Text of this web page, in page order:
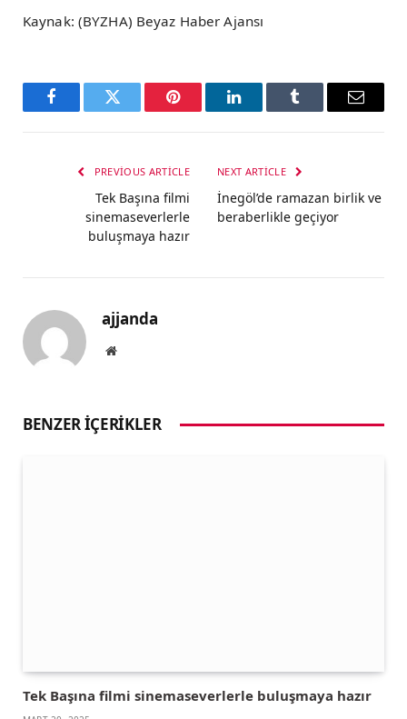
Kaynak: (BYZHA) Beyaz Haber Ajansı
FacebookTwitter Pinterest LinkedInTumblr Email
PREVIOUS ARTICLE
Tek Başına filmi
sinemaseverlerle
buluşmaya hazır
NEXT ARTICLE
İnegöl’de ramazan birlik ve
beraberlikle geçiyor
ajjanda
Website
BENZER İÇERIKLER
Tek Başına filmi sinemaseverlerle buluşmaya hazır